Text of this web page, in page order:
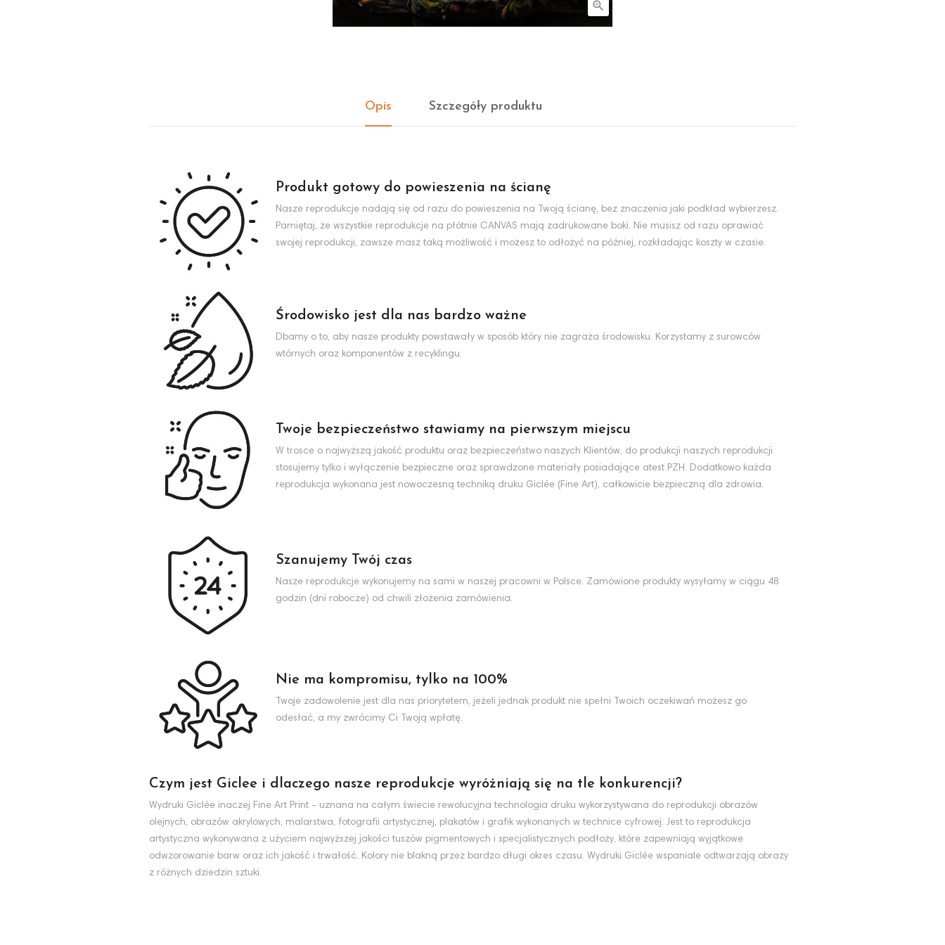

Opis Szczegóły produktu
Produkt gotowy do powieszenia na ścianę
Nasze reprodukcje nadają się od razu do powieszenia na Twoją ścianę, bez znaczenia jaki podkład wybierzesz.
Pamiętaj, że wszystkie reprodukcje na płótnie CANVAS mają zadrukowane boki. Nie musisz od razu oprawiać
swojej reprodukcji, zawsze masz taką możliwość i możesz to odłożyć na później, rozkładając koszty w czasie.
Środowisko jest dla nas bardzo ważne
Dbamy o to, aby nasze produkty powstawały w sposób który nie zagraża środowisku. Korzystamy z surowców
wtórnych oraz komponentów z recyklingu.
Twoje bezpieczeństwo stawiamy na pierwszym miejscu
W trosce o najwyższą jakość produktu oraz bezpieczeństwo naszych Klientów, do produkcji naszych reprodukcji
stosujemy tylko i wyłączenie bezpieczne oraz sprawdzone materiały posiadające atest PZH. Dodatkowo każda
reprodukcja wykonana jest nowoczesną techniką druku Giclée (Fine Art), całkowicie bezpieczną dla zdrowia.
Szanujemy Twój czas
Nasze reprodukcje wykonujemy na sami w naszej pracowni w Polsce. Zamówione produkty wysyłamy w ciągu 48
godzin (dni robocze) od chwili złożenia zamówienia.
Nie ma kompromisu, tylko na 100%
Twoje zadowolenie jest dla nas priorytetem, jeżeli jednak produkt nie spełni Twoich oczekiwań możesz go
odesłać, a my zwrócimy Ci Twoją wpłatę.
Czym jest Giclee i dlaczego nasze reprodukcje wyróżniają się na tle konkurencji?
Wydruki Giclée inaczej Fine Art Print - uznana na całym świecie rewolucyjna technologia druku wykorzystywana do reprodukcji obrazów
olejnych, obrazów akrylowych, malarstwa, fotografii artystycznej, plakatów i grafik wykonanych w technice cyfrowej. Jest to reprodukcja
artystyczna wykonywana z użyciem najwyższej jakości tuszów pigmentowych i specjalistycznych podłoży, które zapewniają wyjątkowe
odwzorowanie barw oraz ich jakość i trwałość. Kolory nie blakną przez bardzo długi okres czasu. Wydruki Giclée wspaniale odtwarzają obrazy
z różnych dziedzin sztuki.